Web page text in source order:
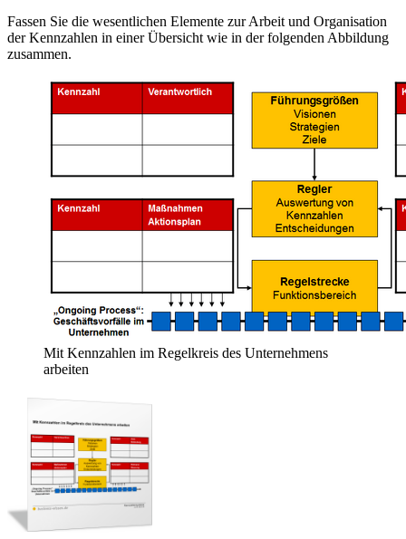
Fassen Sie die wesentlichen Elemente zur Arbeit und Organisation
der Kennzahlen in einer Übersicht wie in der folgenden Abbildung
zusammen.
Mit Kennzahlen im Regelkreis des Unternehmens
arbeiten